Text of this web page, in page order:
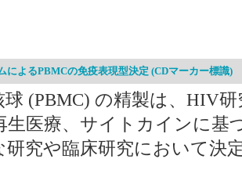
によるPBMCの免疫表現型決定 (CDマーカー標識)
球 (PBMC) の精製は、HIV
生医療、サイトカインに基
研究や臨床研究において決